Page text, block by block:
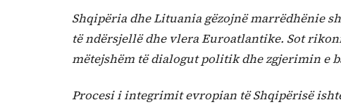
Shqipëria dhe Lituania gëzojnë marrëdhënie
të ndërsjellë dhe vlera Euroatlantike. Sot
mëtejshëm të dialogut politik dhe zgjerimin e
Procesi i integrimit evropian të Shqipërisë